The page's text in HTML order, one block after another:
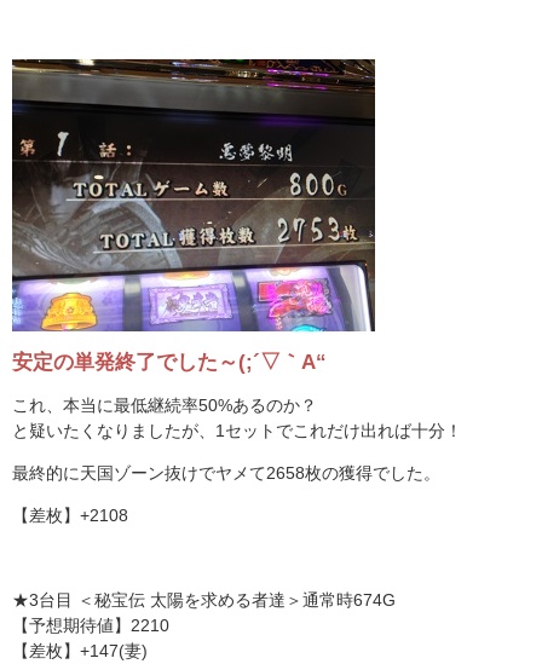
安定の単発終了でした～(;´▽｀A“
これ、本当に最低継続率50%あるのか？
と疑いたくなりましたが、1セットでこれだけ出れば十分！
最終的に天国ゾーン抜けでヤメて2658枚の獲得でした。
【差枚】+2108
★3台目 ＜秘宝伝 太陽を求める者達＞通常時674G
【予想期待値】2210
【差枚】+147(妻)